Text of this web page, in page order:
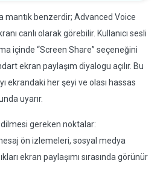
mantık benzerdir; Advanced Voice
canlı olarak görebilir. Kullanıcı sesli
içinde “Screen Share” seçeneğini
ekran paylaşım diyalogu açılır. Bu
ekrandaki her şeyi ve olası hassas
uyarır.
gereken noktalar:
ön izlemeleri, sosyal medya
ekran paylaşımı sırasında görünür